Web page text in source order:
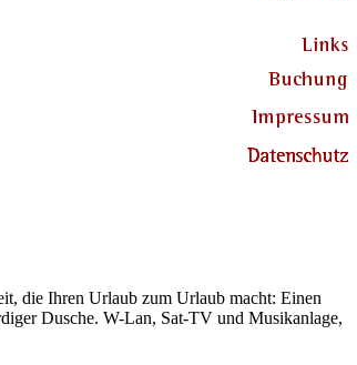
die Ihren Urlaub zum Urlaub macht: Einen
Dusche. W-Lan, Sat-TV und Musikanlage,